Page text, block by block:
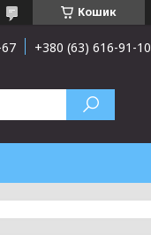
Кошик
+380 (63) 616-91-10